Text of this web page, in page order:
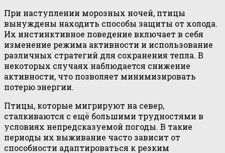
При наступлении морозных ночей, птицы
вынуждены находить способы защиты от холода.
Их инстинктивное поведение включает в себя
изменение режима активности и использование
различных стратегий для сохранения тепла. В
некоторых случаях наблюдается снижение
активности, что позволяет минимизировать
потерю энергии.
Птицы, которые мигрируют на север,
сталкиваются с ещё большими трудностями в
условиях непредсказуемой погоды. В такие
периоды их выживание часто зависит от
способности адаптироваться к резким